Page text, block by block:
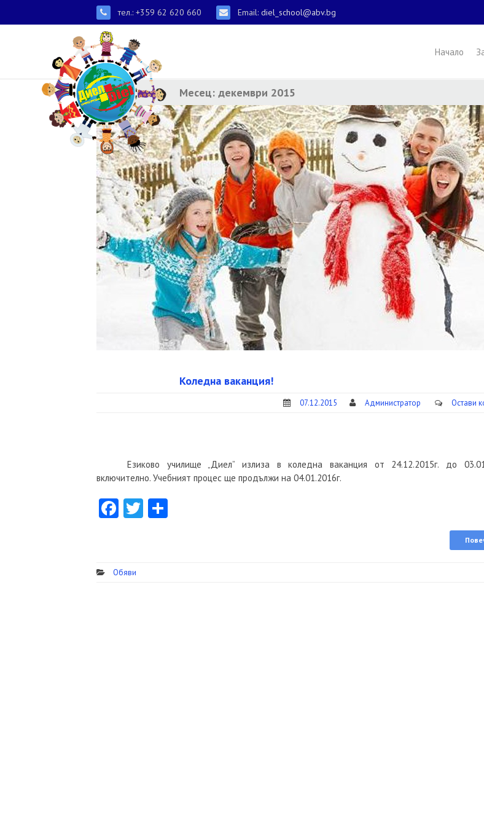
тел.: +359 62 620 660 Email: diel_school@abv.bg
Начало
Месец: декември 2015
Коледна ваканция!
07.12.2015 Администратор Остави
Езиково училище „Диел” излиза в коледна ваканция от 24.12.2015г. до
включително. Учебният процес ще продължи на 04.01.2016г.
Facebook
Twitter
Обяви